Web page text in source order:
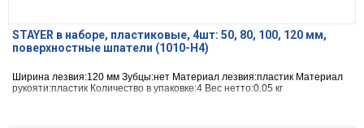
STAYER в наборе, пластиковые, 4шт: 50, 80, 100, 120 мм,
поверхностные шпатели (1010-H4)
Ширина лезвия:120 мм Зубцы:нет Материал лезвия:пластик Материал
рукояти:пластик Количество в упаковке:4 Вес нетто:0.05 кг